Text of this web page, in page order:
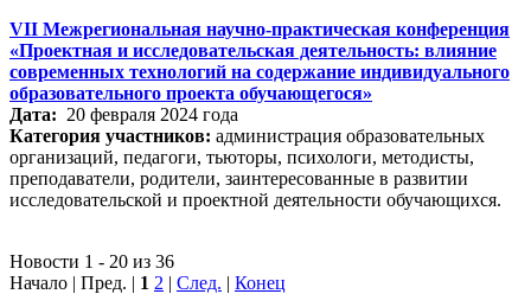
VII Межрегиональная научно-практическая конференция
«Проектная и исследовательская деятельность: влияние
современных технологий на содержание индивидуального
образовательного проекта обучающегося»
Дата: 20 февраля 2024 года
Категория участников: администрация образовательных
организаций, педагоги, тьюторы, психологи, методисты,
преподаватели, родители, заинтересованные в развитии
исследовательской и проектной деятельности обучающихся.
Новости 1 - 20 из 36
Начало | Пред. | 1 2 | След. | Конец